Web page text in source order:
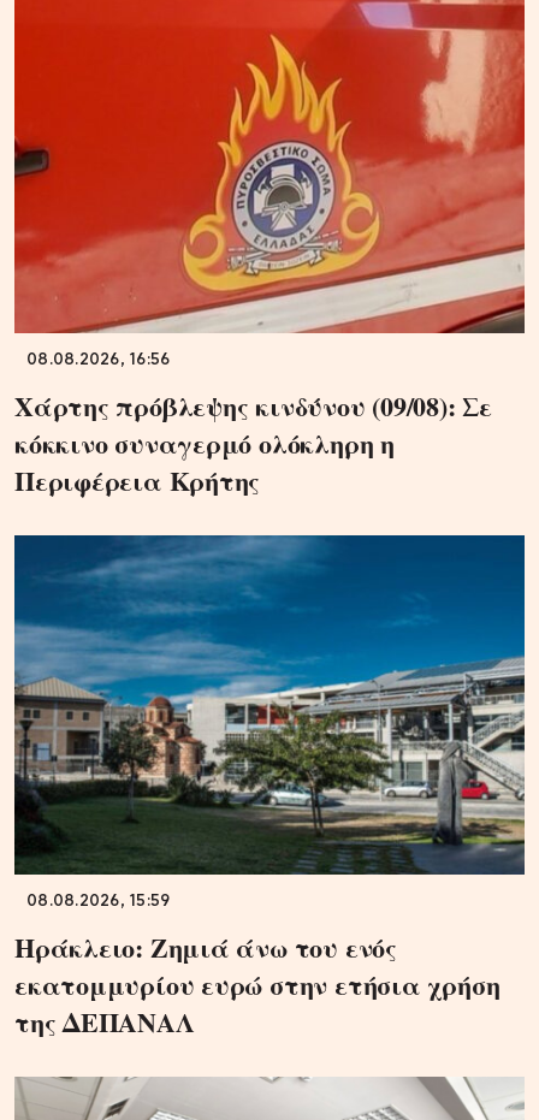
08.08.2026, 16:56
Χάρτης πρόβλεψης κινδύνου (09/08): Σε
κόκκινο συναγερμό ολόκληρη η
Περιφέρεια Κρήτης
08.08.2026, 15:59
Ηράκλειο: Ζημιά άνω του ενός
εκατομμυρίου ευρώ στην ετήσια χρήση
της ΔΕΠΑΝΑΛ